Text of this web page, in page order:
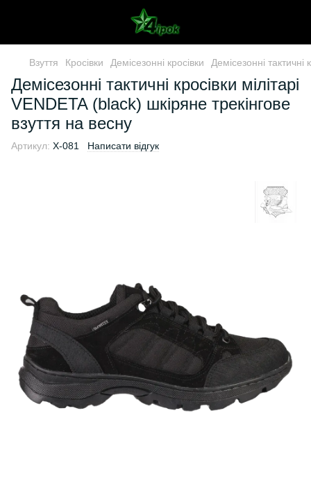
Взуття Кросівки Демісезонні кросівки Демісезонні тактичні
Демісезонні тактичні кросівки мілітарі
VENDETA (black) шкіряне трекінгове
взуття на весну
Артикул: X-081 Написати відгук